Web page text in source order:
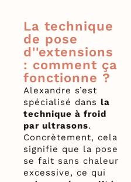
La technique
de pose
d''extensions
: comment ça
fonctionne ?
Alexandre s’est
spécialisé dans la
technique à froid
par ultrasons.
Concrètement, cela
signifie que la pose
se fait sans chaleur
excessive, ce qui